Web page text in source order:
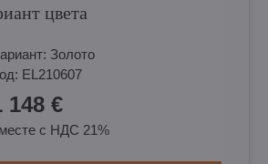
цвета
Золотo
EL210607
148 €
с НДС 21%